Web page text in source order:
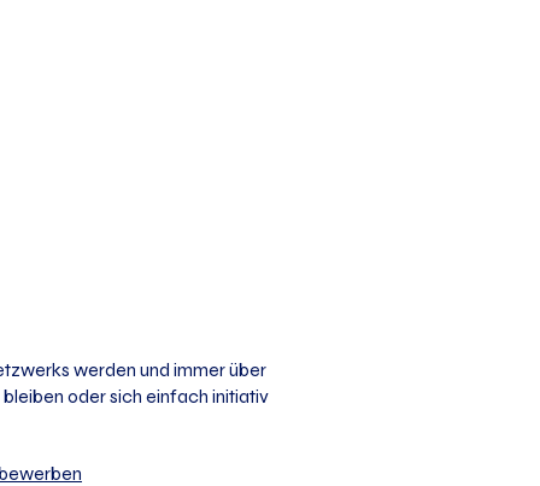
werden und immer über
oder sich einfach initiativ